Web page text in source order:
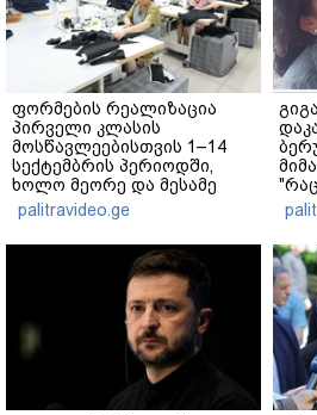
ფორმების რეალიზაცია
პირველი კლასის
მოსწავლეებისთვის 1–14
სექტემბრის პერიოდში,
ხოლო მეორე და მესამე
ეტაპებზე...
palitravideo.ge
ვარ"